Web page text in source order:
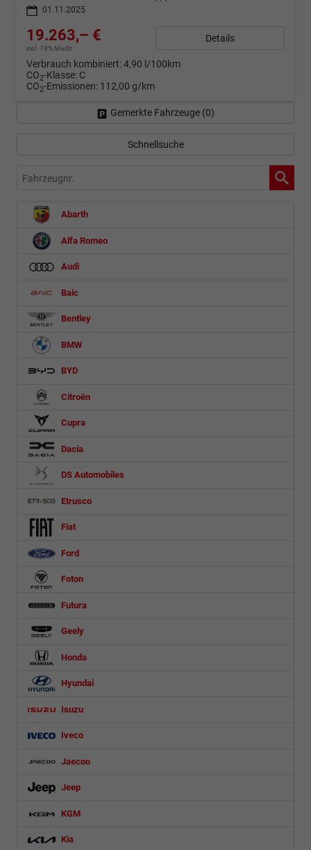
01.11.2025
19.263,– €
incl. 19% MwSt.
Details
Verbrauch kombiniert:4,90 l/100km
CO2-Klasse: C
CO2-Emissionen: 112,00 g/km
Gemerkte Fahrzeuge (0)
Schnellsuche
Fahrzeugnr.
Abarth
Alfa Romeo
Audi
Baic
Bentley
BMW
BYD
Citroën
Cupra
Dacia
DS Automobiles
Etrusco
Fiat
Ford
Foton
Futura
Geely
Honda
Hyundai
Isuzu
Iveco
Jaecoo
Jeep
KGM
Kia